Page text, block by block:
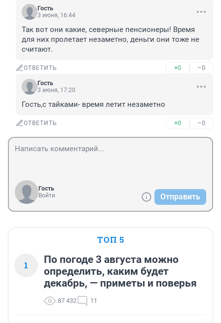
Гость
3 июня, 16:44
Так вот они какие, северные пенсионеры! Время
для них пролетает незаметно, деньги они тоже не
считают.
ОТВЕТИТЬ +0 –0
Гость
3 июня, 17:20
Гость,с тайками- время летит незаметно
ОТВЕТИТЬ +0 –0
Гость
Войти
Отправить
ТОП 5
1
По погоде 3 августа можно
определить, каким будет
декабрь, — приметы и поверья
87 432 11